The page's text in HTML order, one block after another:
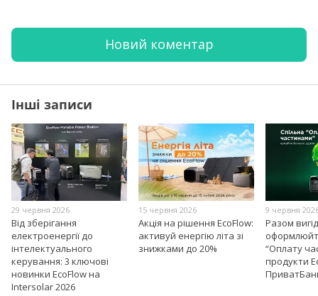
Новий коментар
Інші записи
29 червня 2026
Від зберігання
електроенергії до
інтелектуального
керування: 3 ключові
новинки EcoFlow на
Intersolar 2026
15 червня 2026
Акція на рішення EcoFlow:
активуй енергію літа зі
знижками до 20%
9 червня
Разом
“Оплату
продукти